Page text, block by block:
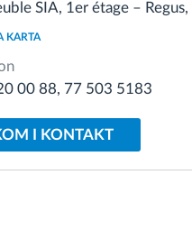
och övervakning
förare identifiering
SIA, 1er étage –
KARTA
00 88, 77 503 5183
I KONTAKT